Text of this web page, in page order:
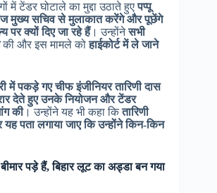
में टेंडर घोटाले का मुद्दा उठाते हुएपप्पू
मुख्य सचिव से मुलाकात करेंगे और पूछेंगे
पर क्यों दिए जा रहे हैं। उन्होंनेसभी
की और इस मामले कोहाईकोर्ट में ले जाने
में पकड़े गए चीफ इंजीनियर तारिणी दास
देते हुए उनके नियोजन और टेंडर
की। उन्होंने यह भी कहा कितारिणी
पता लगाया जाए कि उन्होंने किन-किन
पड़े हैं, बिहार लूट का अड्डा बन गया